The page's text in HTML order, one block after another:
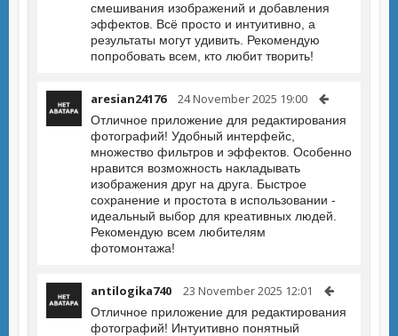
смешивания изображений и добавления
эффектов. Всё просто и интуитивно, а
результаты могут удивить. Рекомендую
попробовать всем, кто любит творить!
aresian24176 24 November 2025 19:00
Отличное приложение для редактирования
фотографий! Удобный интерфейс,
множество фильтров и эффектов. Особенно
нравится возможность накладывать
изображения друг на друга. Быстрое
сохранение и простота в использовании -
идеальный выбор для креативных людей.
Рекомендую всем любителям
фотомонтажа!
antilogika740 23 November 2025 12:01
Отличное приложение для редактирования
фотографий! Интуитивно понятный